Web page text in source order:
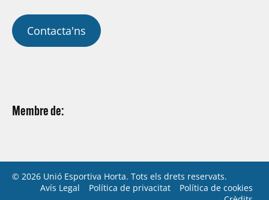
Contacta'ns
Membre de:
© 2026 Unió Esportiva Horta. Tots els drets reservats.
Avís Legal
Política de privacitat
Política de cookies